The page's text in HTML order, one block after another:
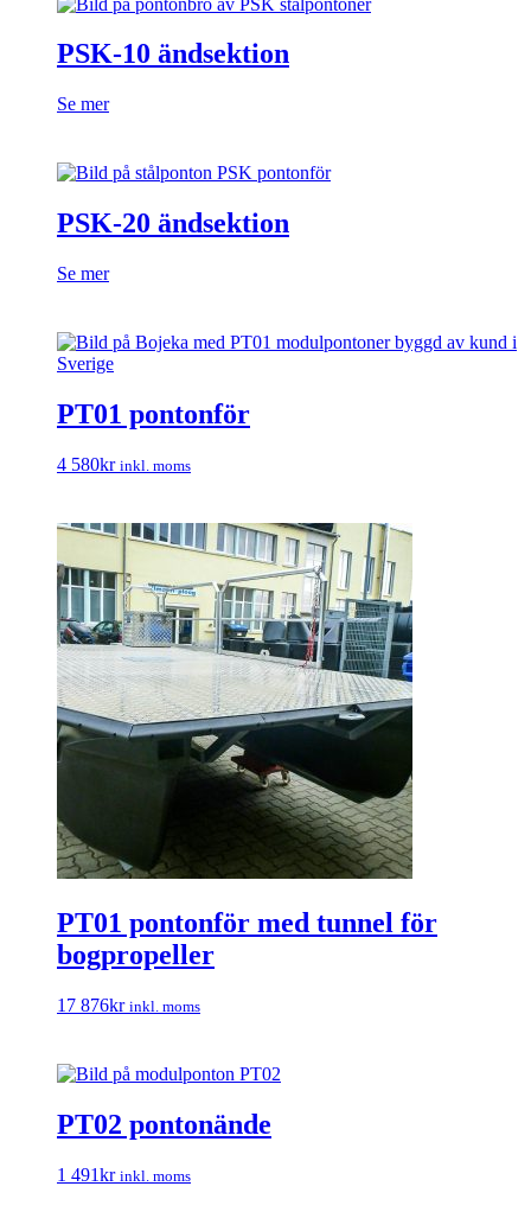
PSK-10 ändsektion
Se mer
PSK-20 ändsektion
Se mer
PT01 pontonför
4 580kr inkl. moms
PT01 pontonför med tunnel för
bogpropeller
17 876kr inkl. moms
PT02 pontonände
1 491kr inkl. moms